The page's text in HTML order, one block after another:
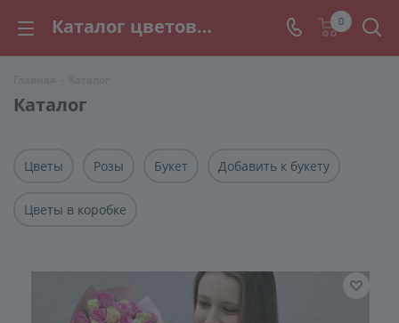
Каталог цветов и букетов с доставкой по Челябинску, Магнитогорску. Заказать цветы по низким ценам оптом и в розницу 0
Каталог
Цветы Розы Букет Добавить к букету
Цветы в коробке